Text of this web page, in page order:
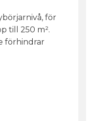
för
till 250 m².
förhindrar